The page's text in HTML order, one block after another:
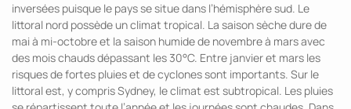
inversées puisque le pays se situe dans l’hémisphère sud. Le
littoral nord possède un climat tropical. La saison sèche dure de
mai à mi-octobre et la saison humide de novembre à mars avec
des mois chauds dépassant les 30°C. Entre janvier et mars les
risques de fortes pluies et de cyclones sont importants. Sur le
littoral est, y compris Sydney, le climat est subtropical. Les pluies